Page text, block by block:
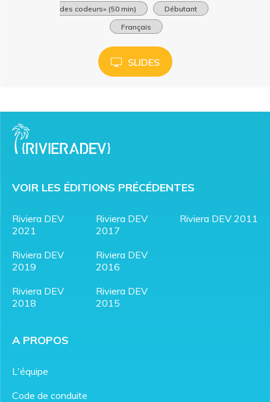
des codeurs» (50 min)
Débutant
Français
SLIDES
VOIR LES ÉDITIONS PRÉCÉDENTES
Riviera DEV
2021
Riviera DEV
2019
Riviera DEV
2018
Riviera DEV
2017
Riviera DEV
2016
Riviera DEV
2015
Riviera DEV 2011
A PROPOS
L'équipe
Code de conduite